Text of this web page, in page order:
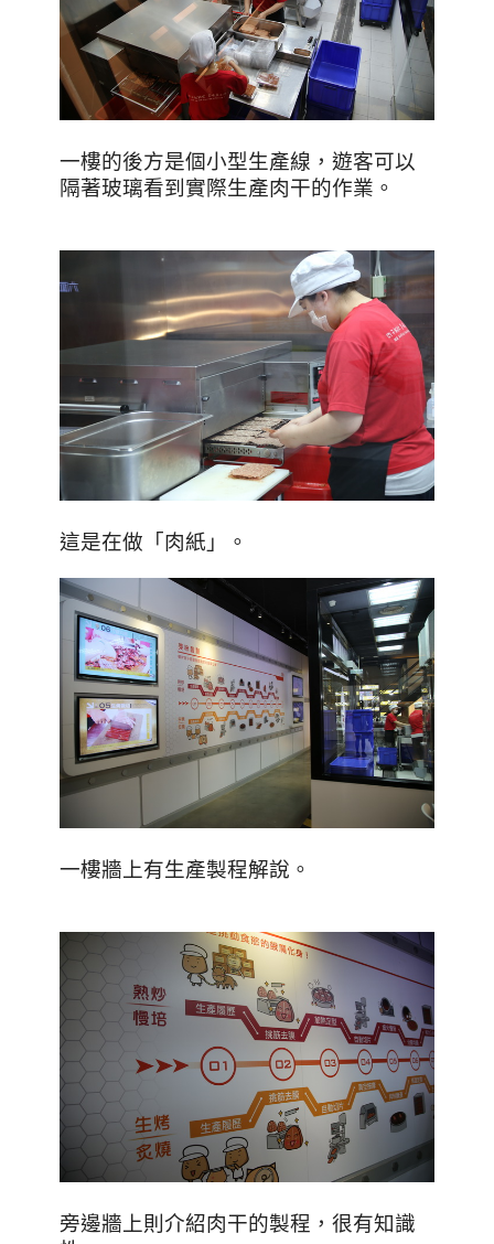
一樓的後方是個小型生產線，遊客可以
隔著玻璃看到實際生產肉干的作業。
這是在做「肉紙」。
一樓牆上有生產製程解說。
旁邊牆上則介紹肉干的製程，很有知識